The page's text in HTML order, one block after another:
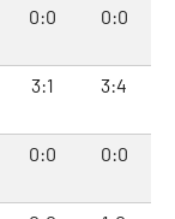
0:0 0:0
3:1 3:4
0:0 0:0